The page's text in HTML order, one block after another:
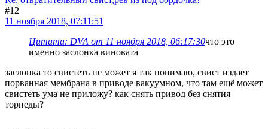
#12
11 ноября 2018, 07:11:51
Цитата: DVA от 11 ноября 2018, 06:17:30что это
именно заслонка виновата
заслонка то свистеть не может я так понимаю, свист издает
порванная мембрана в приводе вакуумном, что там ещё может
свистеть ума не приложу? как снять привод без снятия
торпеды?